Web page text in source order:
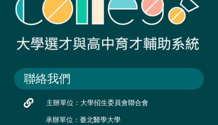
聯絡我們
主辦單位：大學招生委員會聯合會
承辦單位：臺北醫學大學